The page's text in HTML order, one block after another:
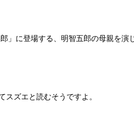
」に登場する、明智五郎の母親を演
スズエと読むそうですよ。